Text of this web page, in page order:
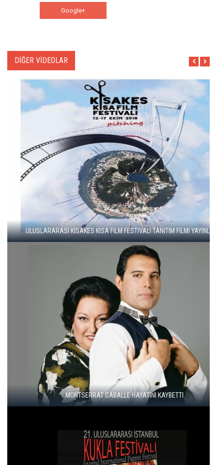
Google+
DİĞER VİDEOLAR
OPERA SANATÇISI AYSEV, AKM SEVINCINI PAYLAŞTI
VAN GÖLÜ'NDE KALE KALINTISI BULUNDU